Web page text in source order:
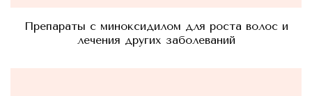
Препараты с миноксидилом для роста волос и
лечения других заболеваний